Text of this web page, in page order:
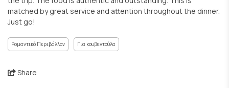
matched by great service and attention throughout the dinner.
Just go!
Ρομαντικό Περιβάλλον Για κουβεντούλα
Share